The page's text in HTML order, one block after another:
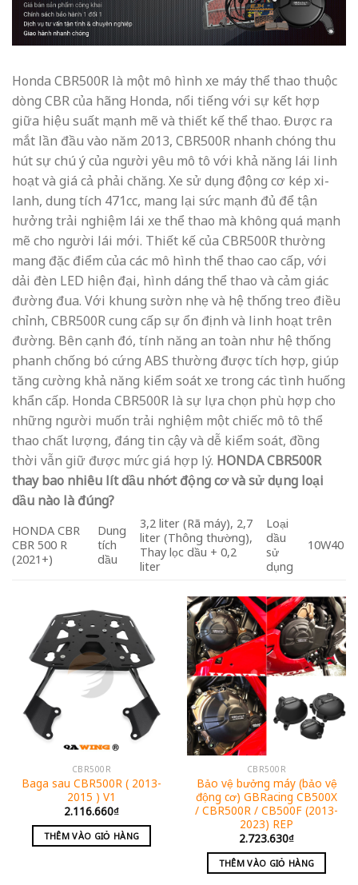
Honda CBR500R là một mô hình xe máy thể thao thuộc
dòng CBR của hãng Honda, nổi tiếng với sự kết hợp
giữa hiệu suất mạnh mẽ và thiết kế thể thao. Được ra
mắt lần đầu vào năm 2013, CBR500R nhanh chóng thu
hút sự chú ý của người yêu mô tô với khả năng lái linh
hoạt và giá cả phải chăng. Xe sử dụng động cơ kép xi-
lanh, dung tích 471cc, mang lại sức mạnh đủ để tận
hưởng trải nghiệm lái xe thể thao mà không quá mạnh
mẽ cho người lái mới. Thiết kế của CBR500R thường
mang đặc điểm của các mô hình thể thao cao cấp, với
dải đèn LED hiện đại, hình dáng thể thao và cảm giác
đường đua. Với khung sườn nhẹ và hệ thống treo điều
chỉnh, CBR500R cung cấp sự ổn định và linh hoạt trên
đường. Bên cạnh đó, tính năng an toàn như hệ thống
phanh chống bó cứng ABS thường được tích hợp, giúp
tăng cường khả năng kiểm soát xe trong các tình huống
khẩn cấp. Honda CBR500R là sự lựa chọn phù hợp cho
những người muốn trải nghiệm một chiếc mô tô thể
thao chất lượng, đáng tin cậy và dễ kiểm soát, đồng
thời vẫn giữ được mức giá hợp lý. HONDA CBR500R
thay bao nhiêu lít dầu nhớt động cơ và sử dụng loại
dầu nào là đúng?
HONDA CBR
CBR 500 R
(2021+)
Dung
tích
dầu
3,2 liter (Rã máy), 2,7
liter (Thông thường),
Thay lọc dầu + 0,2
liter
Loại
dầu
sử
dụng
10W40
CBR500R
Baga sau CBR500R ( 2013-
2015 ) V1
2.116.660₫
THÊM VÀO GIỎ HÀNG
CBR500R
Bảo vệ bưởng máy (bảo vệ
động cơ) GBRacing CB500X
/ CBR500R / CB500F (2013-
2023) REP
2.723.630₫
THÊM VÀO GIỎ HÀNG